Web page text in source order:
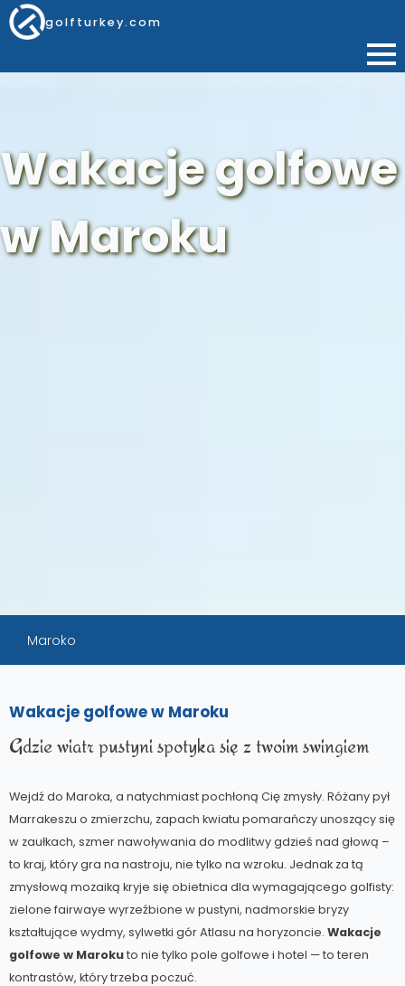
golfturkey.com
Wakacje golfowe
w Maroku
Maroko
Wakacje golfowe w Maroku
Gdzie wiatr pustyni spotyka się z twoim swingiem
Wejdź do Maroka, a natychmiast pochłoną Cię zmysły. Różany pył
Marrakeszu o zmierzchu, zapach kwiatu pomarańczy unoszący się
w zaułkach, szmer nawoływania do modlitwy gdzieś nad głową –
to kraj, który gra na nastroju, nie tylko na wzroku. Jednak za tą
zmysłową mozaiką kryje się obietnica dla wymagającego golfisty:
zielone fairwaye wyrzeźbione w pustyni, nadmorskie bryzy
kształtujące wydmy, sylwetki gór Atlasu na horyzoncie. Wakacje
golfowe w Marokuto nie tylko pole golfowe i hotel — to teren
kontrastów, który trzeba poczuć.